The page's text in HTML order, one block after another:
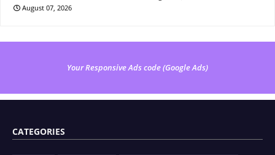
August 07, 2026
Your Responsive Ads code (Google Ads)
CATEGORIES